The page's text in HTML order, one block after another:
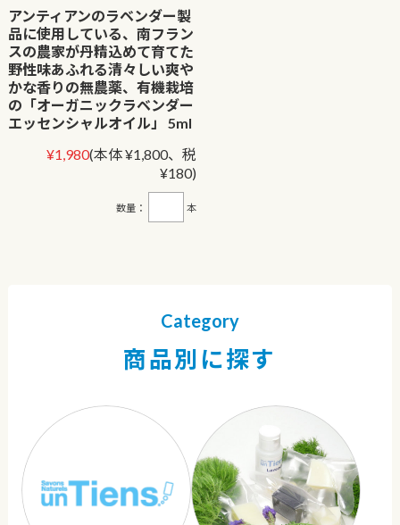
アンティアンのラベンダー製
品に使用している、南フラン
スの農家が丹精込めて育てた
野性味あふれる清々しい爽や
かな香りの無農薬、有機栽培
の「オーガニックラベンダー
エッセンシャルオイル」 5ml
¥1,980(本体 ¥1,800、税
¥180)
数量： 本
Category
商品別に探す